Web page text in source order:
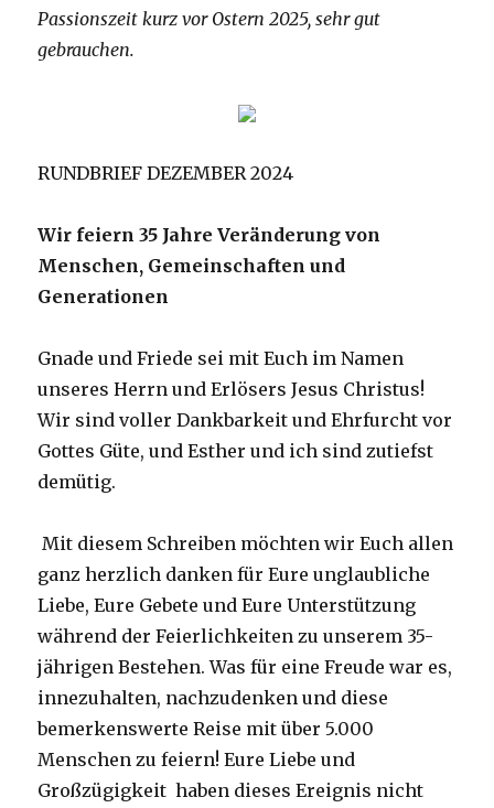
Passionszeit kurz vor Ostern 2025, sehr gut
gebrauchen.
RUNDBRIEF DEZEMBER 2024
Wir feiern 35 Jahre Veränderung von
Menschen, Gemeinschaften und
Generationen
Gnade und Friede sei mit Euch im Namen
unseres Herrn und Erlösers Jesus Christus!
Wir sind voller Dankbarkeit und Ehrfurcht vor
Gottes Güte, und Esther und ich sind zutiefst
demütig.
Mit diesem Schreiben möchten wir Euch allen
ganz herzlich danken für Eure unglaubliche
Liebe, Eure Gebete und Eure Unterstützung
während der Feierlichkeiten zu unserem 35-
jährigen Bestehen. Was für eine Freude war es,
innezuhalten, nachzudenken und diese
bemerkenswerte Reise mit über 5.000
Menschen zu feiern! Eure Liebe und
Großzügigkeit haben dieses Ereignis nicht